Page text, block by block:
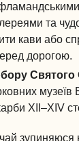
та
кави або
дорогою.
Святого
музеїв
XII–XIV
зупиняюся